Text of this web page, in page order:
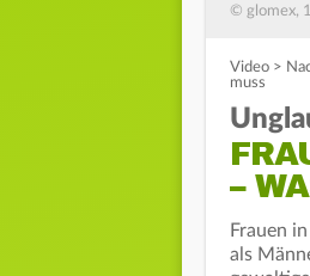
© glomex,
Video >
muss
–
Frauen
als